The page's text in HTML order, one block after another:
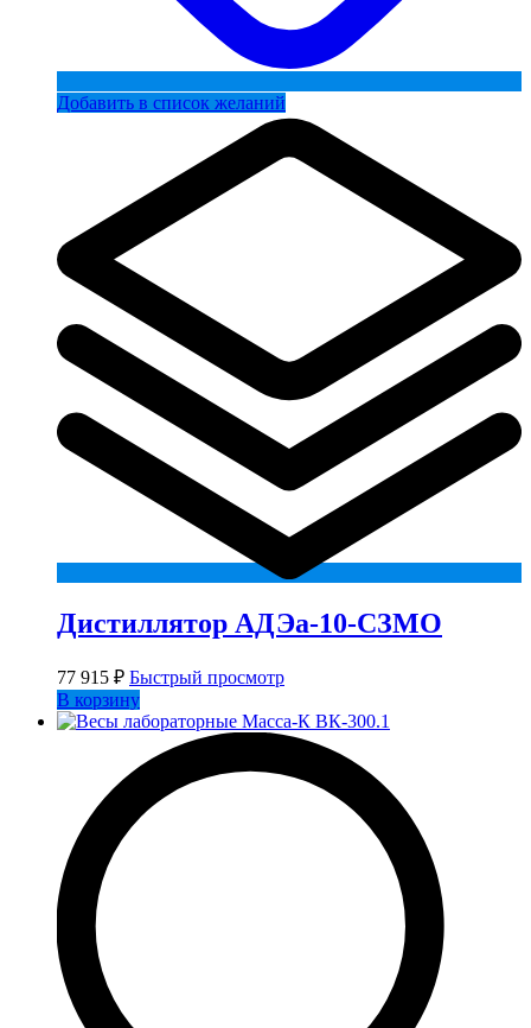
Добавить в список желаний
Дистиллятор АДЭа-10-СЗМО
77 915 ₽ Быстрый просмотр
В корзину